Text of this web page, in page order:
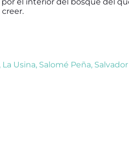
creer.
, La Usina, Salomé Peña, Salvador